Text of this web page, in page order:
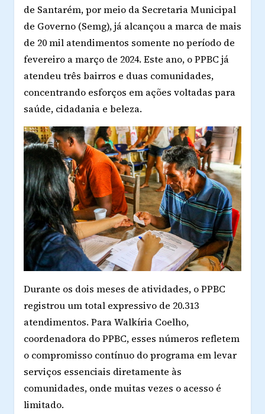
de Santarém, por meio da Secretaria Municipal
de Governo (Semg), já alcançou a marca de mais
de 20 mil atendimentos somente no período de
fevereiro a março de 2024. Este ano, o PPBC já
atendeu três bairros e duas comunidades,
concentrando esforços em ações voltadas para
saúde, cidadania e beleza.
Durante os dois meses de atividades, o PPBC
registrou um total expressivo de 20.313
atendimentos. Para Walkíria Coelho,
coordenadora do PPBC, esses números refletem
o compromisso contínuo do programa em levar
serviços essenciais diretamente às
comunidades, onde muitas vezes o acesso é
limitado.